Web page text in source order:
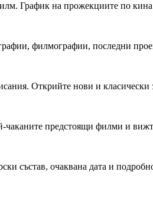
График на прожекциите по
филмографии, последни
Открийте нови и
чаканите предстоящи филми и
състав, очаквана дата и